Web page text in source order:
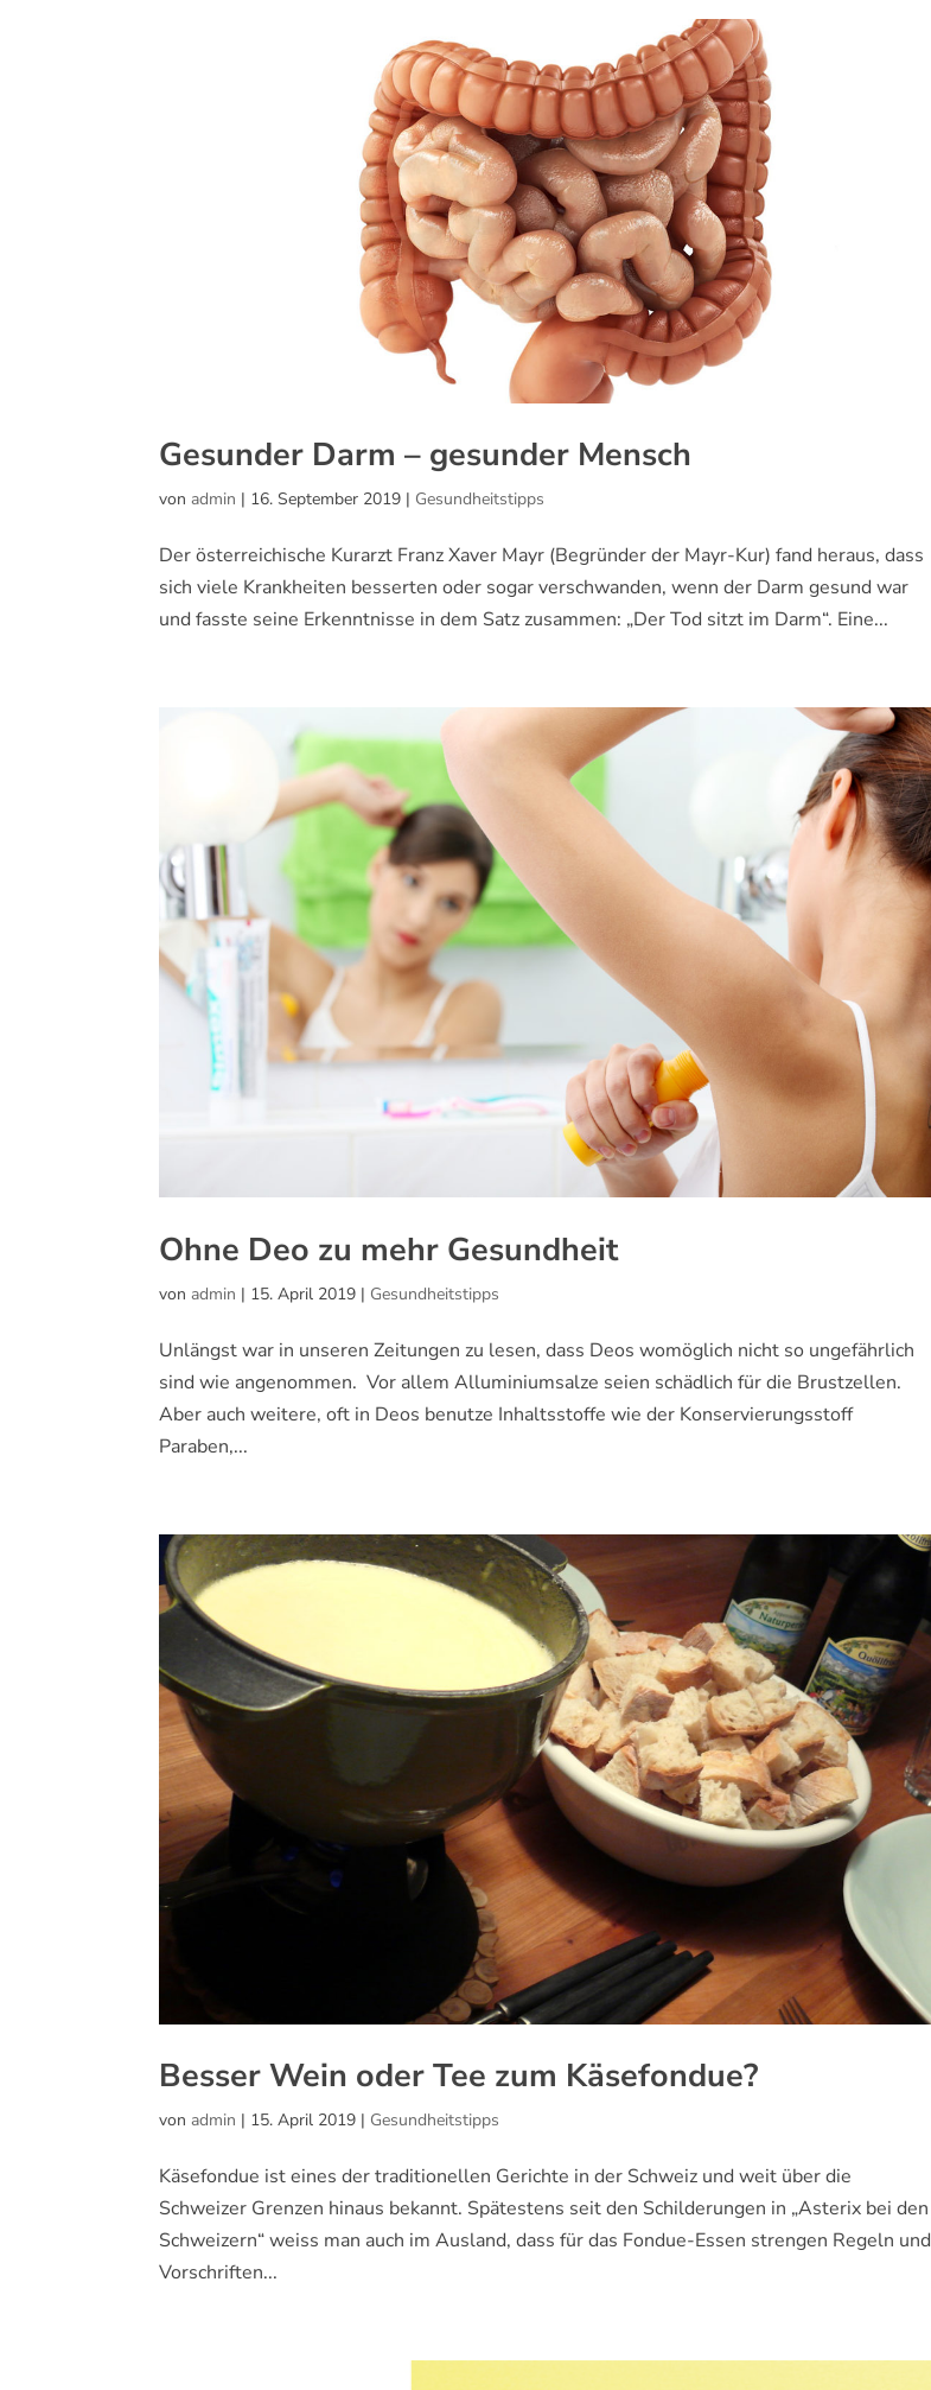
Gesunder Darm – gesunder Mensch
vonadmin | 16. September 2019 | Gesundheitstipps
Der österreichische Kurarzt Franz Xaver Mayr (Begründer der Mayr-Kur) fand heraus, dass
sich viele Krankheiten besserten oder sogar verschwanden, wenn der Darm gesund war
und fasste seine Erkenntnisse in dem Satz zusammen: „Der Tod sitzt im Darm“. Eine...
Ohne Deo zu mehr Gesundheit
vonadmin | 15. April 2019 | Gesundheitstipps
Unlängst war in unseren Zeitungen zu lesen, dass Deos womöglich nicht so ungefährlich
sind wie angenommen. Vor allem Alluminiumsalze seien schädlich für die Brustzellen.
Aber auch weitere, oft in Deos benutze Inhaltsstoffe wie der Konservierungsstoff
Paraben,...
Besser Wein oder Tee zum Käsefondue?
vonadmin | 15. April 2019 | Gesundheitstipps
Käsefondue ist eines der traditionellen Gerichte in der Schweiz und weit über die
Schweizer Grenzen hinaus bekannt. Spätestens seit den Schilderungen in „Asterix bei den
Schweizern“ weiss man auch im Ausland, dass für das Fondue-Essen strengen Regeln und
Vorschriften...